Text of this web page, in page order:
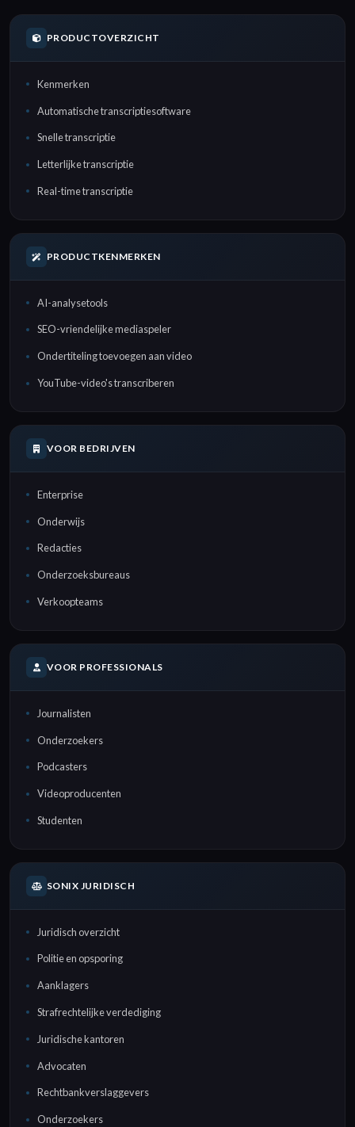
PRODUCTOVERZICHT
Kenmerken
Automatische transcriptiesoftware
Snelle transcriptie
Letterlijke transcriptie
Real-time transcriptie
PRODUCTKENMERKEN
AI-analysetools
SEO-vriendelijke mediaspeler
Ondertiteling toevoegen aan video
YouTube-video's transcriberen
VOOR BEDRIJVEN
Enterprise
Onderwijs
Redacties
Onderzoeksbureaus
Verkoopteams
VOOR PROFESSIONALS
Journalisten
Onderzoekers
Podcasters
Videoproducenten
Studenten
SONIX JURIDISCH
Juridisch overzicht
Politie en opsporing
Aanklagers
Strafrechtelijke verdediging
Juridische kantoren
Advocaten
Rechtbankverslaggevers
Onderzoekers